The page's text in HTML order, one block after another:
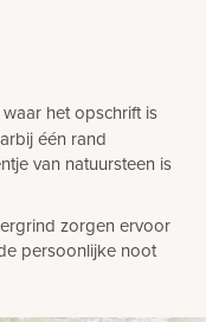
waar het opschrift is
één rand
van natuursteen is
zorgen ervoor
persoonlijke noot